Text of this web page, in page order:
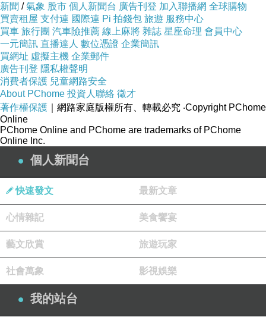
新聞 /氣象 股市 個人新聞台 廣告刊登 加入聯播網 全球購物
買賣租屋 支付連 國際連 Pi 拍錢包 旅遊 服務中心
買車 旅行團 汽車險推薦 線上麻將 雜誌 星座命理 會員中心
一元簡訊 直播達人 數位憑證 企業簡訊
買網址 虛擬主機 企業郵件
廣告刊登 隱私權聲明
消費者保護 兒童網路安全
About PChome 投資人聯絡 徵才
著作權保護 ｜網路家庭版權所有、轉載必究 ‧Copyright PChome
Online
PChome Online and PChome are trademarks of PChome
Online Inc.
個人新聞台
快速發文 最新文章
心情雜記 美食饗宴
藝文欣賞 旅遊玩家
社會萬象 影視娛樂
我的站台